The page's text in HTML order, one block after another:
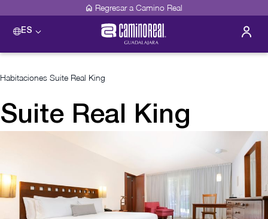
Regresar a Camino Real
ES
Habitaciones Suite Real King
Suite Real King